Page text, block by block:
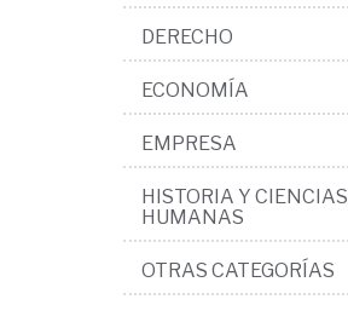
DERECHO
ECONOMÍA
EMPRESA
HISTORIA Y CIENCIAS
HUMANAS
OTRAS CATEGORÍAS